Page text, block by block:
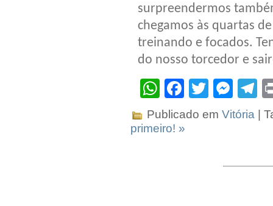
surpreendermos
chegamos às quartas
treinando e focados.
do nosso torcedor e
WhatsApp
Facebook
Twitter
Publicado em Vitória |
primeiro! »